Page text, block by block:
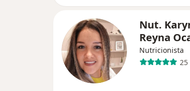
Nut.
Reyna
Nutricionista